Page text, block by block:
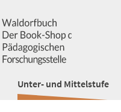
Unter- und Mittelstufe